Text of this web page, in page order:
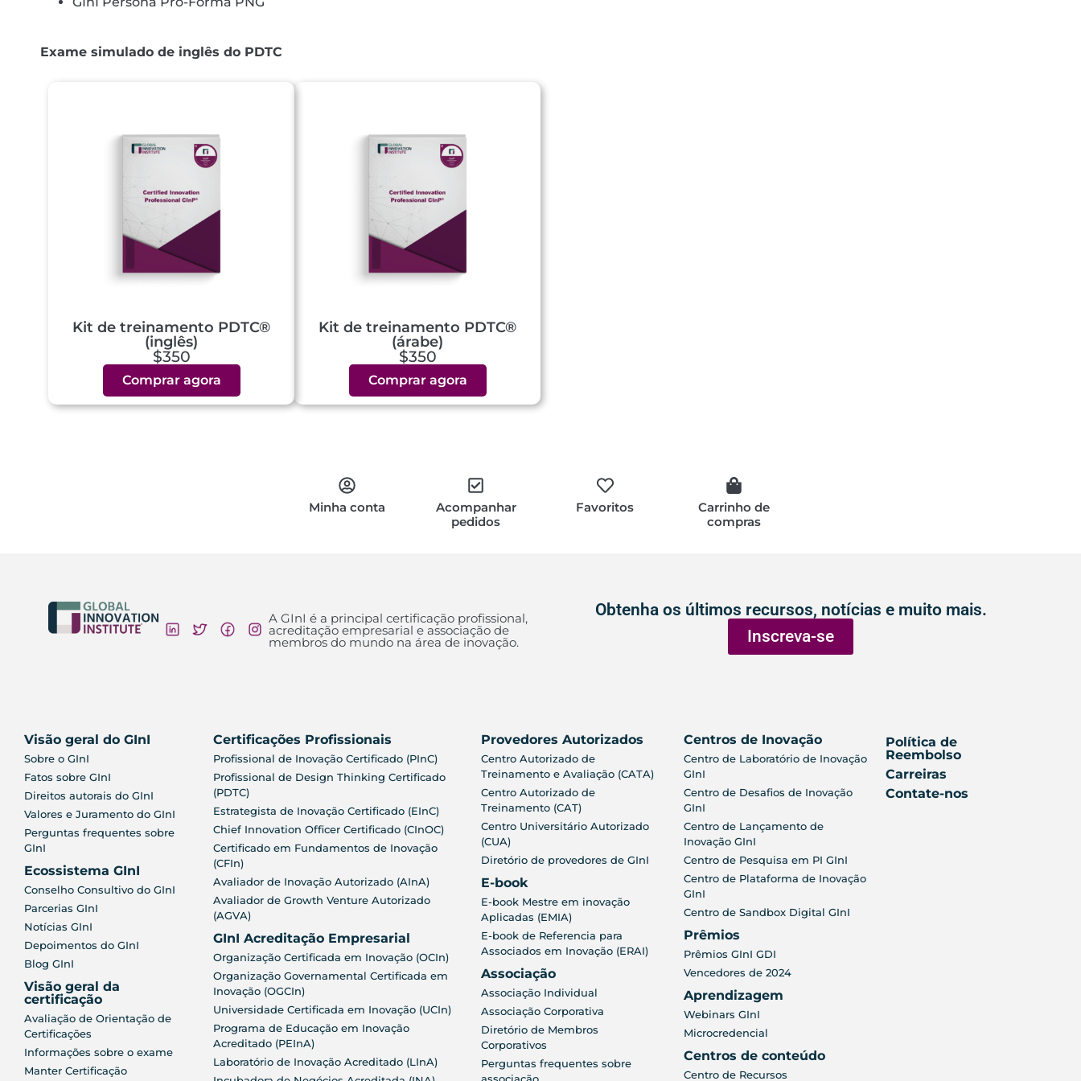
Exame simulado de inglês do PDTC
Kit de treinamento PDTC®
(inglês)
$350
Comprar agora
Kit de treinamento PDTC®
(árabe)
$350
Comprar agora
Minha conta
Acompanhar
pedidos
Favoritos
Carrinho de
compras
A GInI é a principal certificação profissional,
acreditação empresarial e associação de
membros do mundo na área de inovação.
Obtenha os últimos recursos, notícias e muito mais.
Inscreva-se
Visão geral do GInI
Sobre o GInI
Fatos sobre GInI
Direitos autorais do GInI
Valores e Juramento do GInI
Perguntas frequentes sobre
GInI
Ecossistema GInI
Conselho Consultivo do GInI
Parcerias GInI
Notícias GInI
Depoimentos do GInI
Blog GInI
Visão geral da
certificação
Avaliação de Orientação de
Certificações
Informações sobre o exame
Manter Certificação
Certificações Profissionais
Profissional de Inovação Certificado (PInC)
Profissional de Design Thinking Certificado
(PDTC)
Estrategista de Inovação Certificado (EInC)
Chief Innovation Officer Certificado (CInOC)
Certificado em Fundamentos de Inovação
(CFIn)
Avaliador de Inovação Autorizado (AInA)
Avaliador de Growth Venture Autorizado
(AGVA)
GInI Acreditação Empresarial
Organização Certificada em Inovação (OCIn)
Organização Governamental Certificada em
Inovação (OGCIn)
Universidade Certificada em Inovação (UCIn)
Programa de Educação em Inovação
Acreditado (PEInA)
Laboratório de Inovação Acreditado (LInA)
Provedores Autorizados
Centro Autorizado de
Treinamento e Avaliação (CATA)
Centro Autorizado de
Treinamento (CAT)
Centro Universitário Autorizado
(CUA)
Diretório de provedores de GInI
E-book
E-book Mestre em inovação
Aplicadas (EMIA)
E-book de Referencia para
Associados em Inovação (ERAI)
Associação
Associação Individual
Associação Corporativa
Diretório de Membros
Corporativos
Perguntas frequentes sobre
associação
Centros de Inovação
Centro de Laboratório de Inovação
GInI
Centro de Desafios de Inovação
GInI
Centro de Lançamento de
Inovação GInI
Centro de Pesquisa em PI GInI
Centro de Plataforma de Inovação
GInI
Centro de Sandbox Digital GInI
Prêmios
Prêmios GInI GDI
Vencedores de 2024
Aprendizagem
Webinars GInI
Microcredencial
Centros de conteúdo
Centro de Recursos
Política de
Reembolso
Carreiras
Contate-nos